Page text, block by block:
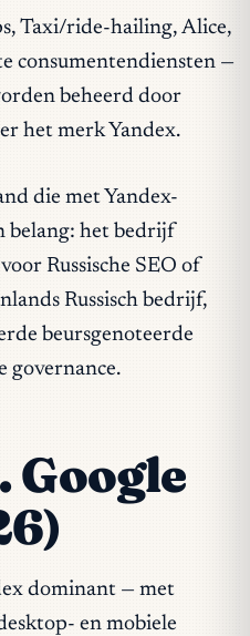
Taxi/ride-hailing, Alice,
consumentendiensten —
beheerd door
het merk Yandex.
die met Yandex-
belang: het bedrijf
Russische SEO of
Russisch bedrijf,
beursgenoteerde
governance.
Google
dominant — met
en mobiele